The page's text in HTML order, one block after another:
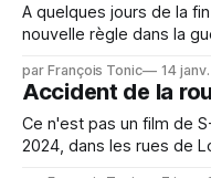
A quelques jours de la
nouvelle règle dans la
: cette proposition doit
6 à 18 mois sur les
par François Tonic 14
Accident de la
Ce n'est pas un film de
2024, dans les rues de